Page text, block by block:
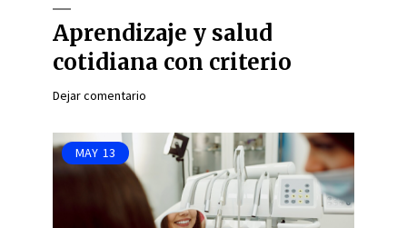
Aprendizaje y salud
cotidiana con criterio
Dejar comentario
MAY 13